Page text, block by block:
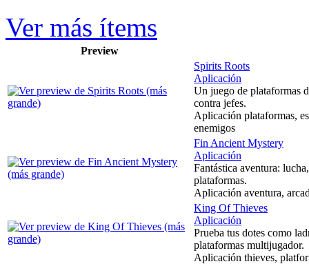
Ver más ítems
Preview
Spirits Roots
Aplicación
Un juego de plataformas
contra jefes.
Aplicación plataformas,
enemigos
Fin Ancient Mystery
Aplicación
Fantástica aventura:
plataformas.
Aplicación aventura,
King Of Thieves
Aplicación
Prueba tus dotes como
plataformas multijugador.
Aplicación thieves,